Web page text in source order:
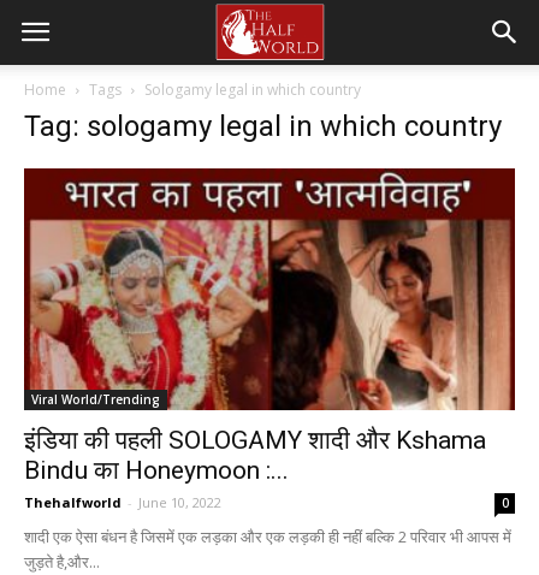
Home Tags Sologamy legal in which country
Tag: sologamy legal in which country
Viral World/Trending
इंडिया की पहली SOLOGAMY शादी और Kshama
Bindu का Honeymoon :...
Thehalfworld - June 10, 2022 0
शादी एक ऐसा बंधन है जिसमें एक लड़का और एक लड़की ही नहीं बल्कि 2 परिवार भी आपस में
जुड़ते है,और...